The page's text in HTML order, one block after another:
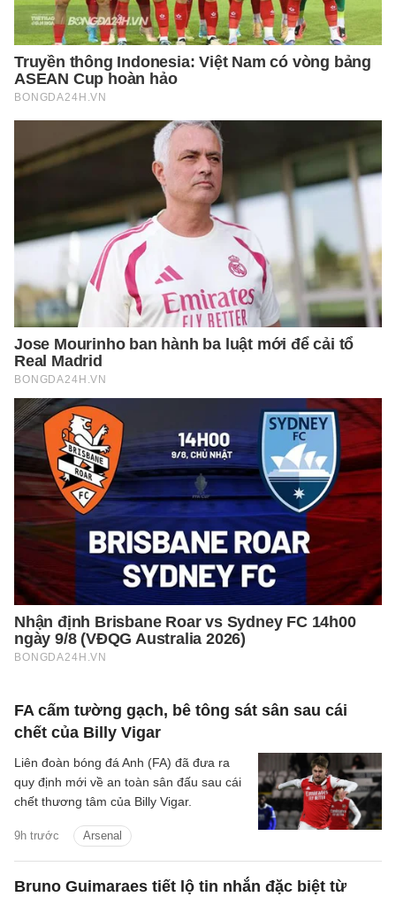
FA cấm tường gạch, bê tông sát sân sau cái
chết của Billy Vigar
9h trước Arsenal
Liên đoàn bóng đá Anh (FA) đã đưa ra
quy định mới về an toàn sân đấu sau cái
chết thương tâm của Billy Vigar.
Bruno Guimaraes tiết lộ tin nhắn đặc biệt từ